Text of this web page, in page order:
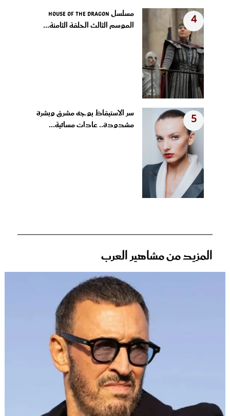
4
مسلسل House of the Dragon
الموسم الثالث الحلقة الثامنة...
5
سر الاستيقاظ بوجه مشرق وبشرة
مشدودة.. عادات مسائية...
المزيد من مشاهير العرب